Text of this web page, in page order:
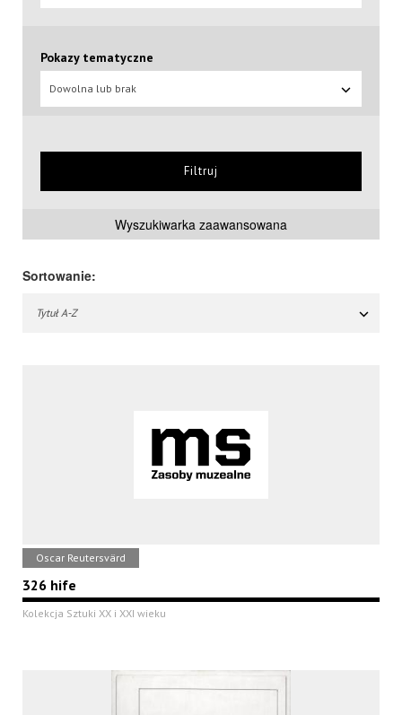
Pokazy tematyczne
Dowolna lub brak
Filtruj
Wyszukiwarka zaawansowana
Sortowanie:
Tytuł A-Z
Oscar Reutersvärd
326 hife
Kolekcja Sztuki XX i XXI wieku